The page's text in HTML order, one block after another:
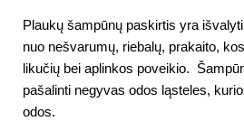
Plaukų šampūnų paskirtis yra
nuo nešvarumų, riebalų, prakaito,
likučių bei aplinkos poveikio.
pašalinti negyvas odos ląsteles,
odos.